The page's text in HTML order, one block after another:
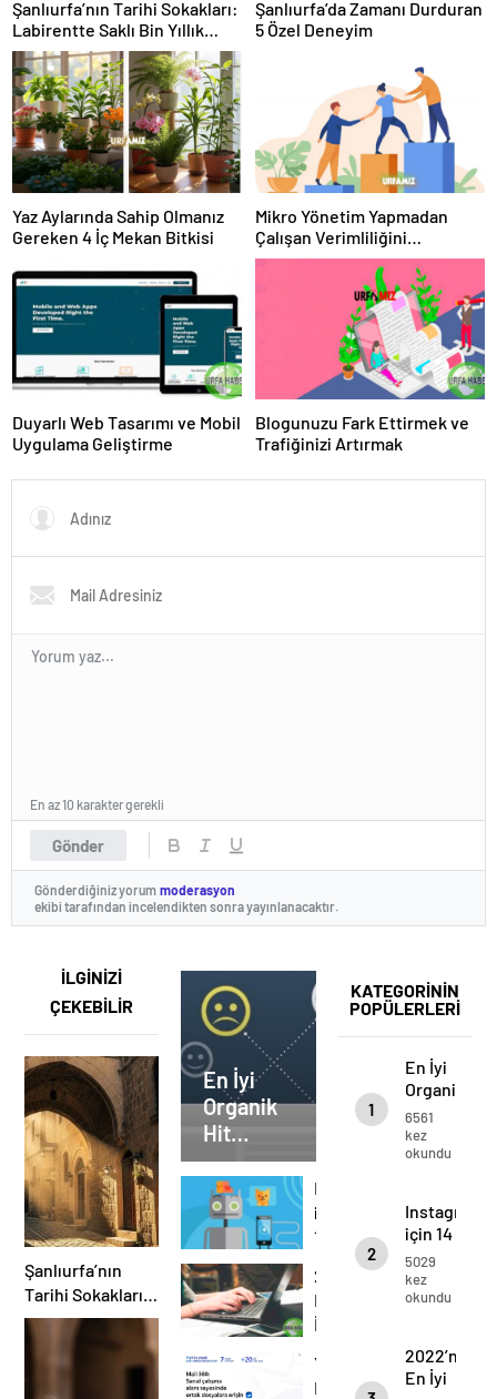
Şanlıurfa’nın Tarihi Sokakları:
Labirentte Saklı Bin Yıllık
Hikayeler
Şanlıurfa’da Zamanı Durduran
5 Özel Deneyim
Yaz Aylarında Sahip Olmanız
Gereken 4 İç Mekan Bitkisi
Mikro Yönetim Yapmadan
Çalışan Verimliliğini
Artırmanın 4 Yolu
Duyarlı Web Tasarımı ve Mobil
Uygulama Geliştirme
Blogunuzu Fark Ettirmek ve
Trafiğinizi Artırmak
Gönder
En az 10 karakter gerekli
Gönderdiğiniz yorum moderasyon
ekibi tarafından incelendikten sonra yayınlanacaktır.
KATEGORİNİN
POPÜLERLERİ
1
En İyi
Organik
Hit
Arttırma
Yöntemleri
6561
kez
okundu
2
Instagram
için 14
kullanışlı
ücretsiz
telegram
5029
kez
okundu
2022’nin
En İyi
İLGİNİZİ
ÇEKEBİLİR
Şanlıurfa’nın
Tarihi Sokakları:
Labirentte Saklı
Hikayeler
En İyi
Organik
Hit
Arttırma
Yöntemleri
(2022)
Instagram
için
14
kullanışlı
ücretsiz
telegram
botu
2022’nin
En
İyi
Yandex
Disk